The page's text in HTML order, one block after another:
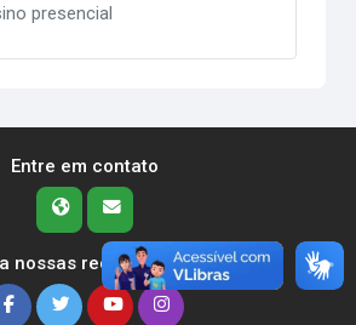
presencial
Entre em contato
nossas redes sociais